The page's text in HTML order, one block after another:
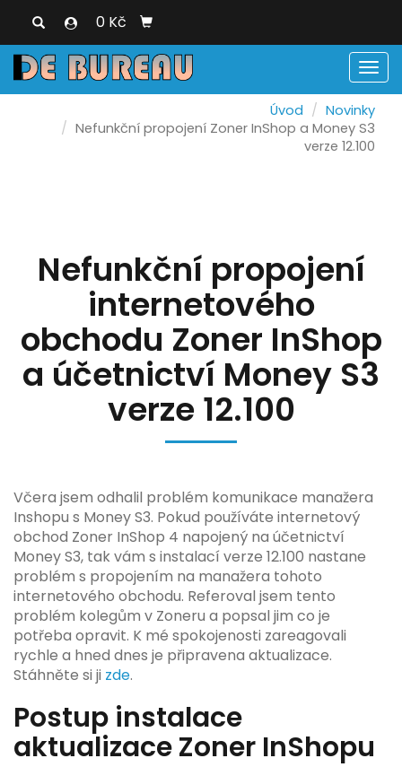
0 Kč
Úvod
Novinky
Nefunkční propojení Zoner InShop a Money S3
verze 12.100
Nefunkční propojení
internetového
obchodu Zoner InShop
a účetnictví Money S3
verze 12.100
Včera jsem odhalil problém komunikace manažera
Inshopu s Money S3. Pokud používáte internetový
obchod Zoner InShop 4 napojený na účetnictví
Money S3, tak vám s instalací verze 12.100 nastane
problém s propojením na manažera tohoto
internetového obchodu. Referoval jsem tento
problém kolegům v Zoneru a popsal jim co je
potřeba opravit. K mé spokojenosti zareagovali
rychle a hned dnes je připravena aktualizace.
Stáhněte si ji zde.
Postup instalace
aktualizace Zoner InShopu